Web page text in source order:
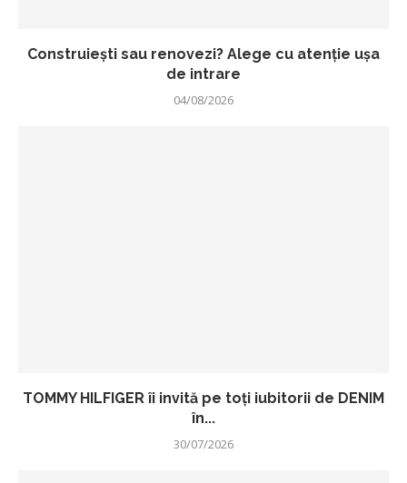
Construiești sau renovezi? Alege cu atenție ușa
de intrare
04/08/2026
TOMMY HILFIGER îi invită pe toți iubitorii de DENIM
în...
30/07/2026